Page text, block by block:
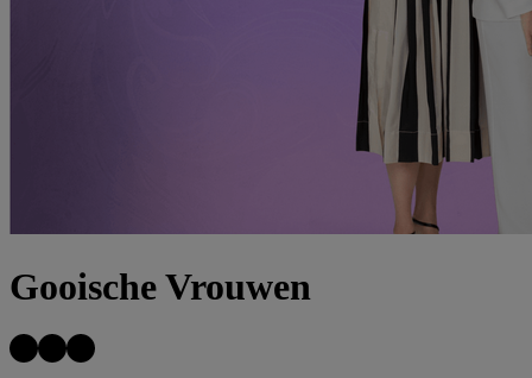
Gooische Vrouwen